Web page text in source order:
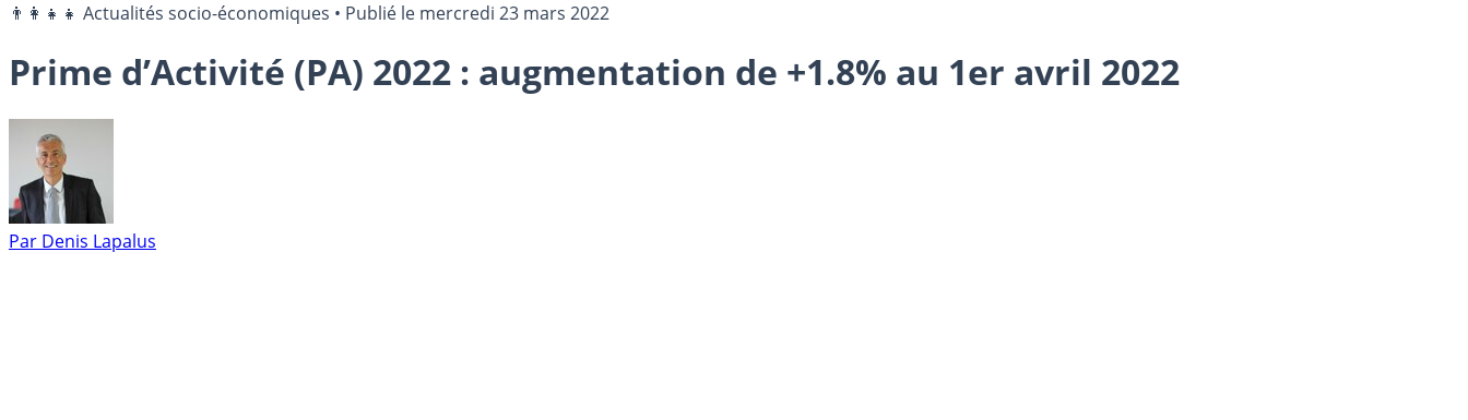
👨‍👩‍👧‍👧 Actualités socio-économiques • Publié le mercredi 23 mars 2022
Prime d’Activité (PA) 2022 : augmentation de +1.8% au 1er avril 2022
Par Denis Lapalus